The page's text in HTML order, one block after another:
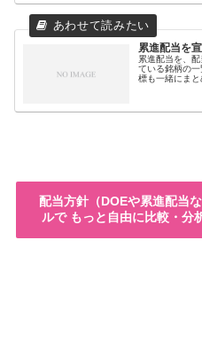
累進配当を
累進配当を、
ている銘柄の
標も一緒にまと
配当方針（DOEや累進配当
ルで もっと自由に比較・分